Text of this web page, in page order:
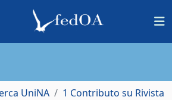
UniNA
1 Contributo su Rivista